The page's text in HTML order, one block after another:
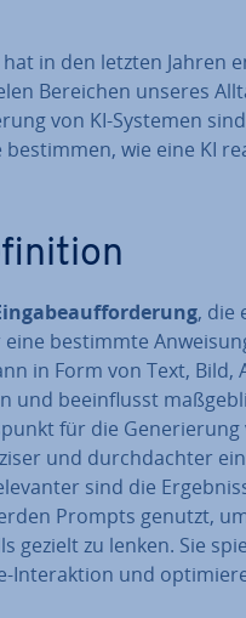
hat in den letzten Jahren
Bereichen unseres
von KI-Systemen
bestimmen, wie eine KI
, die
bestimmte
in Form von Text,
und be­ein­flusst
für die
und durch­dach­ter
sind die
Prompts genutzt,
gezielt zu lenken. Sie
In­ter­ak­ti­on und